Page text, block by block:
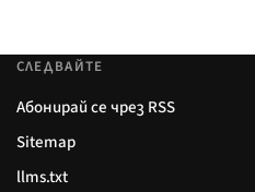
СЛЕДВАЙТЕ
Абонирай се чрез RSS
Sitemap
llms.txt